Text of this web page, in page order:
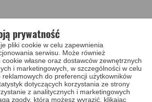
zadawane pytania
z usługi spoza Gliwic?Tak –
klientów z całej Polski (i nie tylko).
komponent do wysyłki?Element
folią bąbelkową i kartonem.
prywatność
pliki cookie w celu zapewnienia
serwisu. Może również
własne oraz dostawców zewnętrznych
i marketingowych, w szczególności w celu
do preferencji użytkowników
dotyczących korzystania ze strony
z analitycznych i marketingowych
zgody, którą możesz wyrazić, klikając